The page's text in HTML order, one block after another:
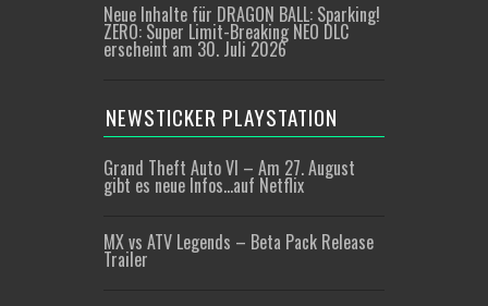
Neue Inhalte für DRAGON BALL: Sparking!
ZERO: Super Limit-Breaking NEO DLC
erscheint am 30. Juli 2026
NEWSTICKER PLAYSTATION
Grand Theft Auto VI – Am 27. August
gibt es neue Infos…auf Netflix
MX vs ATV Legends – Beta Pack Release
Trailer